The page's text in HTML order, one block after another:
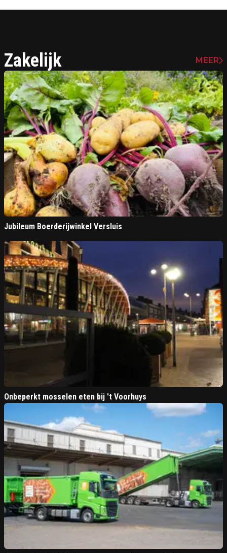
Zakelijk MEER
Jubileum Boerderijwinkel Versluis
Onbeperkt mosselen eten bij 't Voorhuys